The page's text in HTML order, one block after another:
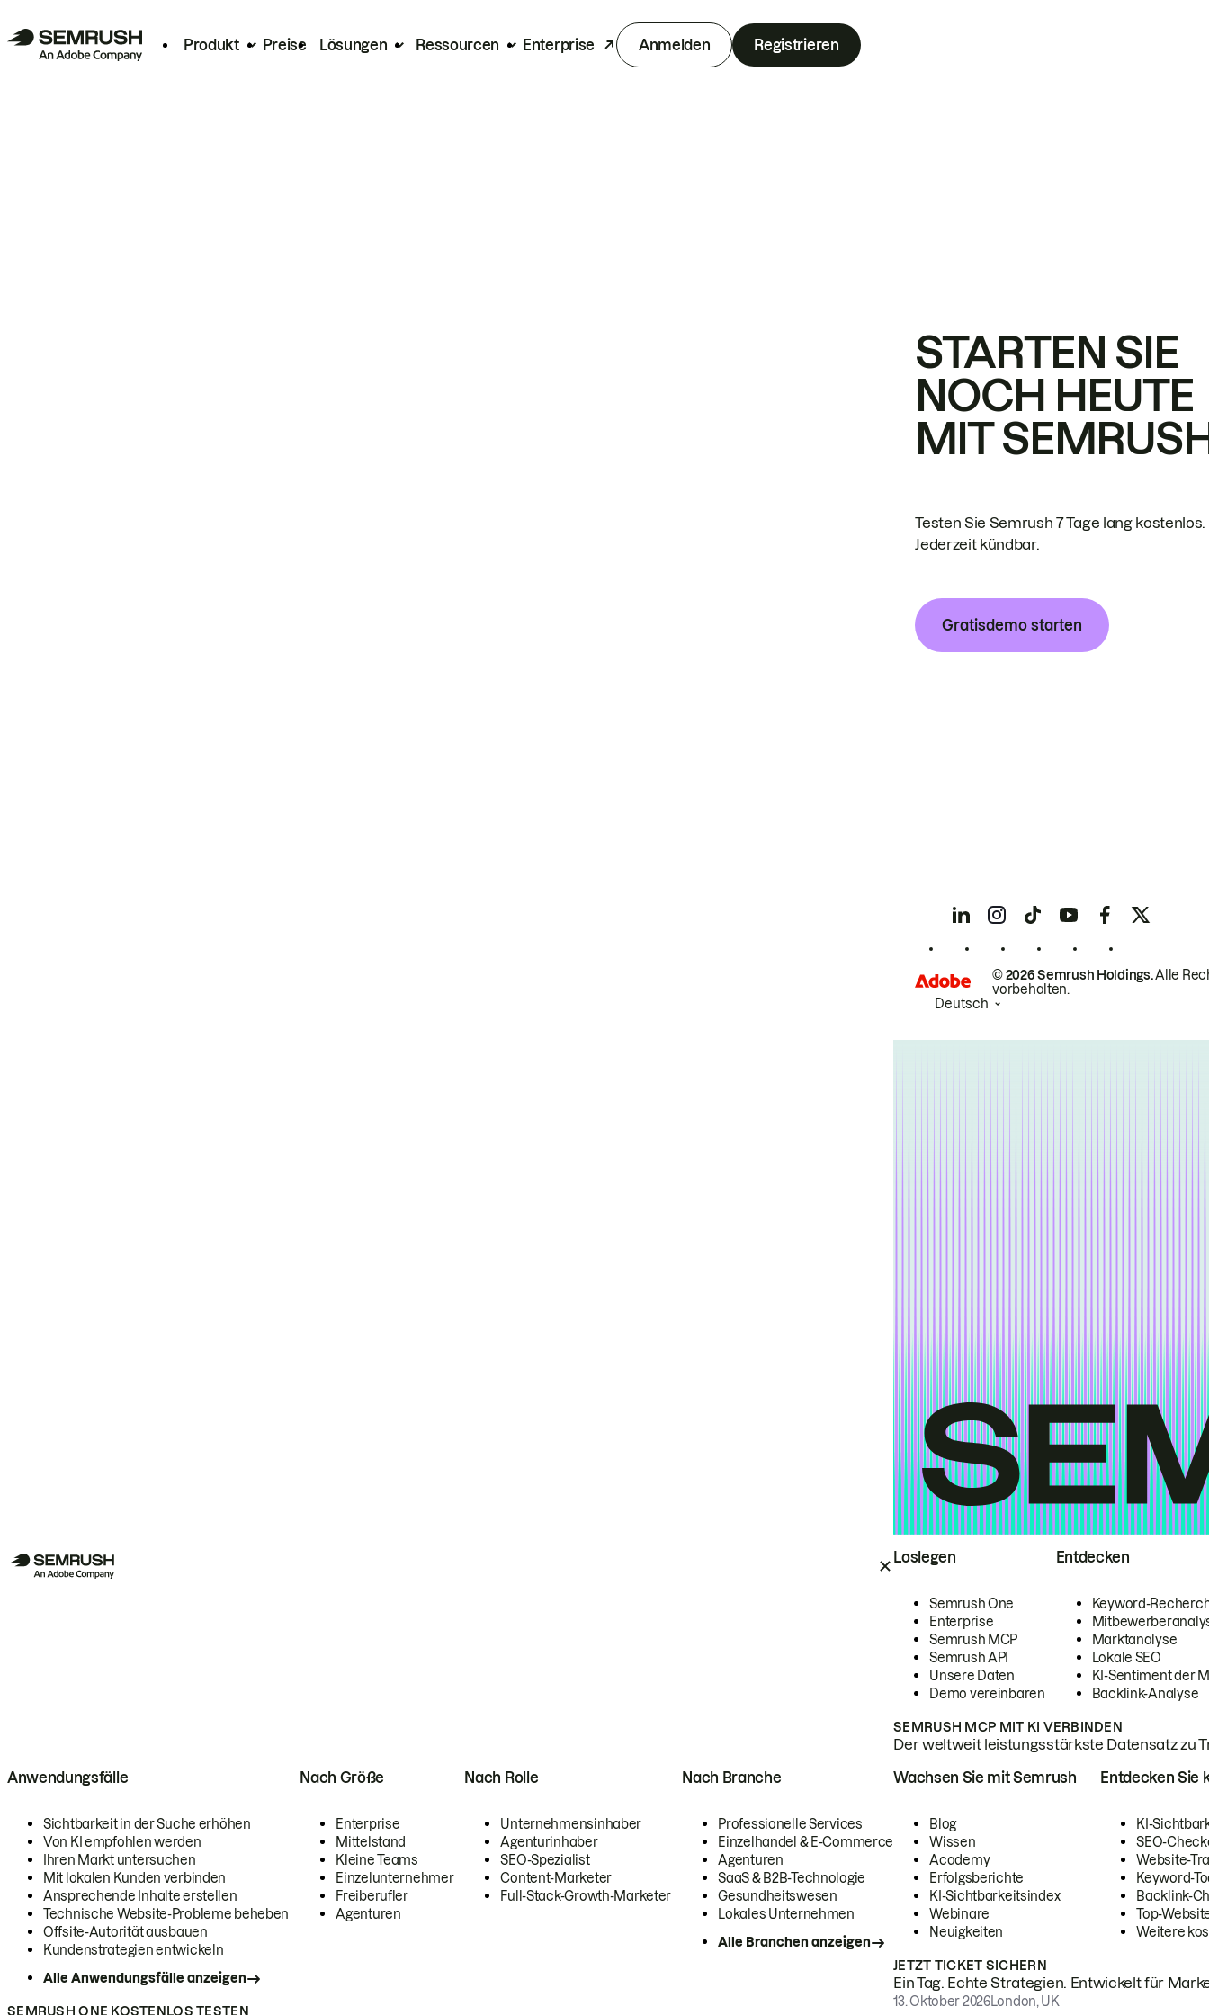
Produkt Preise Lösungen Ressourcen Enterprise Anmelden Registrieren
Loslegen
Semrush One
Enterprise
Semrush MCP
Semrush API
Unsere Daten
Demo vereinbaren
Entdecken
Keyword-
Marktanalyse
Lokale SEO
KI-Sentiment der
Backlink-Analyse
SEMRUSH MCP MIT KI VERBINDEN
Der weltweit leistungsstärkste Datensatz zu
Anwendungsfälle
Sichtbarkeit in der Suche erhöhen
Von KI empfohlen werden
Ihren Markt untersuchen
Mit lokalen Kunden verbinden
Ansprechende Inhalte erstellen
Technische Website-Probleme beheben
Offsite-Autorität ausbauen
Kundenstrategien entwickeln
Alle Anwendungsfälle anzeigen
Nach Größe
Enterprise
Mittelstand
Kleine Teams
Einzelunternehmer
Freiberufler
Agenturen
Nach Rolle
Unternehmensinhaber
Agenturinhaber
SEO-Spezialist
Content-Marketer
Full-Stack-Growth-Marketer
Nach Branche
Professionelle Services
Einzelhandel & E-Commerce
Agenturen
SaaS & B2B-Technologie
Gesundheitswesen
Lokales Unternehmen
Alle Branchen anzeigen
SEMRUSH ONE KOSTENLOS TESTEN
Wachsen Sie mit Semrush
Blog
Wissen
Academy
Erfolgsberichte
KI-Sichtbarkeitsindex
Webinare
Neuigkeiten
Entdecken Sie
KI-
SEO-
Website-
Keyword-
Backlink-
Top-
Weitere
JETZT TICKET SICHERN
Ein Tag. Echte Strategien. Entwickelt für
13. Oktober 2026London, UK
STARTEN SIE
NOCH HEUTE
MIT
Testen Sie Semrush 7 Tage lang kostenlos.
Jederzeit kündbar.
Gratisdemo starten
© 2026 Semrush Holdings.Alle
vorbehalten.
Deutsch